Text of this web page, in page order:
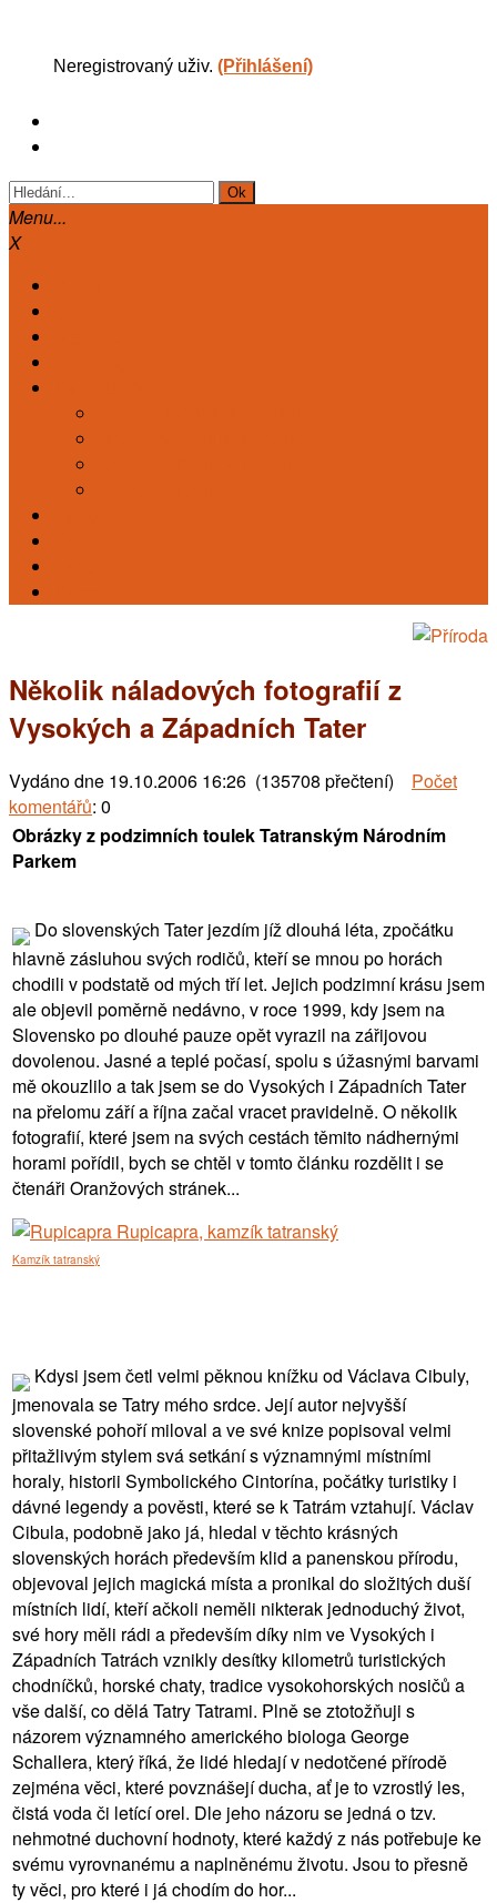
Neregistrovaný uživ. (Přihlášení)
Menu...
X
Několik náladových fotografií z
Vysokých a Západních Tater
Vydáno dne 19.10.2006 16:26 (135708 přečtení) Počet
komentářů: 0
Obrázky z podzimních toulek Tatranským Národním
Parkem
Do slovenských Tater jezdím jíž dlouhá léta, zpočátku
hlavně zásluhou svých rodičů, kteří se mnou po horách
chodili v podstatě od mých tří let. Jejich podzimní krásu jsem
ale objevil poměrně nedávno, v roce 1999, kdy jsem na
Slovensko po dlouhé pauze opět vyrazil na zářijovou
dovolenou. Jasné a teplé počasí, spolu s úžasnými barvami
mě okouzlilo a tak jsem se do Vysokých i Západních Tater
na přelomu září a října začal vracet pravidelně. O několik
fotografií, které jsem na svých cestách těmito nádhernými
horami pořídil, bych se chtěl v tomto článku rozdělit i se
čtenáři Oranžových stránek...
Kamzík tatranský
Kdysi jsem četl velmi pěknou knížku od Václava Cibuly,
jmenovala se Tatry mého srdce. Její autor nejvyšší
slovenské pohoří miloval a ve své knize popisoval velmi
přitažlivým stylem svá setkání s významnými místními
horaly, historii Symbolického Cintorína, počátky turistiky i
dávné legendy a pověsti, které se k Tatrám vztahují. Václav
Cibula, podobně jako já, hledal v těchto krásných
slovenských horách především klid a panenskou přírodu,
objevoval jejich magická místa a pronikal do složitých duší
místních lidí, kteří ačkoli neměli nikterak jednoduchý život,
své hory měli rádi a především díky nim ve Vysokých i
Západních Tatrách vznikly desítky kilometrů turistických
chodníčků, horské chaty, tradice vysokohorských nosičů a
vše další, co dělá Tatry Tatrami. Plně se ztotožňuji s
názorem významného amerického biologa George
Schallera, který říká, že lidé hledají v nedotčené přírodě
zejména věci, které povznášejí ducha, ať je to vzrostlý les,
čistá voda či letící orel. Dle jeho názoru se jedná o tzv.
nehmotné duchovní hodnoty, které každý z nás potřebuje ke
svému vyrovnanému a naplněnému životu. Jsou to přesně
ty věci, pro které i já chodím do hor...